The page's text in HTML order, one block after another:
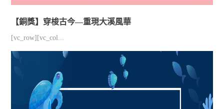
【銅獎】穿梭古今—重現大溪風華
[vc_row][vc_col...